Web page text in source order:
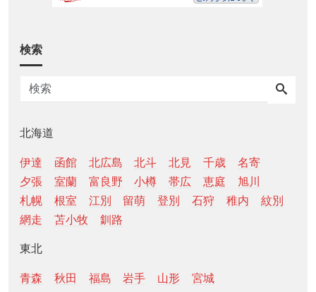
検索
北海道
伊達 函館 北広島 北斗 北見 千歳
名寄
夕張
室蘭 富良野 小樽 帯広 恵庭
旭川
札幌
根室 江別 留萌 登別 石狩 稚内
紋別
網走
苫小牧 釧路
東北
青森 秋田 福島 岩手 山形 宮城